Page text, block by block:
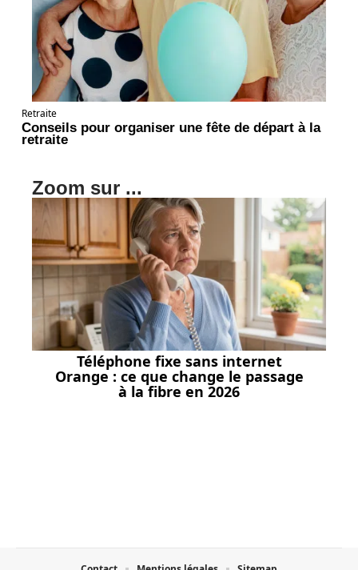
Retraite
Conseils pour organiser une fête de départ à la
retraite
Zoom sur ...
Téléphone fixe sans internet
Orange : ce que change le passage
à la fibre en 2026